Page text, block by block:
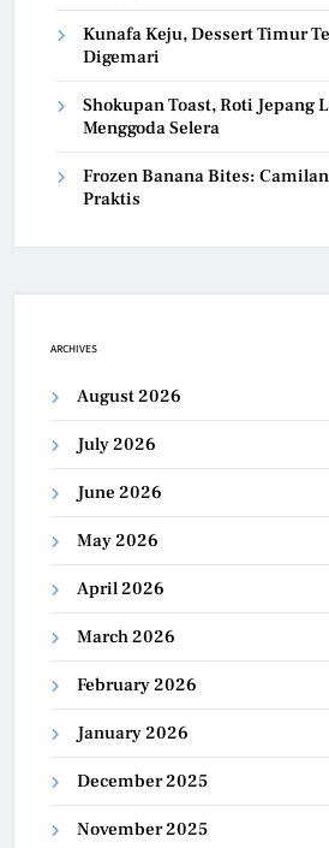
Kunafa Keju, Dessert Timur
Digemari
Shokupan Toast, Roti Jepang
Menggoda Selera
Frozen Banana Bites:
Praktis
ARCHIVES
August 2026
July 2026
June 2026
May 2026
April 2026
March 2026
February 2026
January 2026
December 2025
November 2025